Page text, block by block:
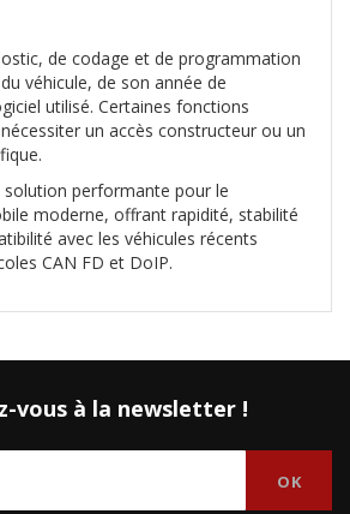
de codage et de programmation
véhicule, de son année de
utilisé. Certaines fonctions
un accès constructeur ou un
solution performante pour le
moderne, offrant rapidité, stabilité
avec les véhicules récents
CAN FD et DoIP.
vous à la newsletter !